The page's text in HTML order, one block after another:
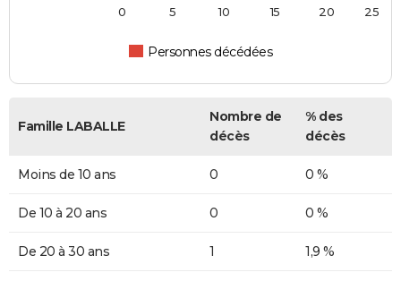
Personnes décédées
0 5 10 15 20 25
Famille LABALLE
Nombre de
décès
% des
décès
Moins de 10 ans 0 0 %
De 10 à 20 ans 0 0 %
De 20 à 30 ans 1 1,9 %